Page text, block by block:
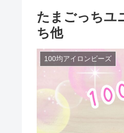
たまごっちユ
ち他
100均アイロンビーズ